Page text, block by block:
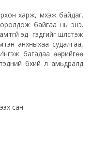
харж, үмхэж байдаг.
байгаа нь энэ.
эд үү гэдгийг шүлстэж
анхныхаа судалгаа,
багадаа өөрийгөө
бүхий л амьдралд
сан